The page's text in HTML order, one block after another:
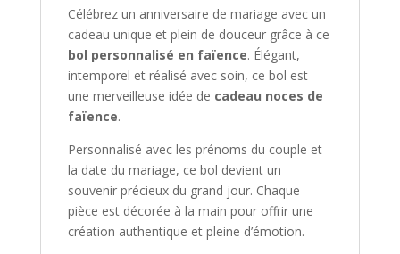
Célébrez un anniversaire de mariage avec un
cadeau unique et plein de douceur grâce à ce
bol personnalisé en faïence. Élégant,
intemporel et réalisé avec soin, ce bol est
une merveilleuse idée de cadeau noces de
faïence.
Personnalisé avec les prénoms du couple et
la date du mariage, ce bol devient un
souvenir précieux du grand jour. Chaque
pièce est décorée à la main pour offrir une
création authentique et pleine d’émotion.